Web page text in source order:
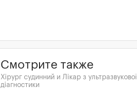
Смотрите также
Хірург судинний и Лікар з ультразвукової
діагностики